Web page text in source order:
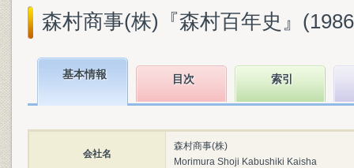
森村商事(株)『森村百年史』
基本情報 目次 索引
会社名
森村商事(株)
Morimura Shoji Kabushiki Kaisha